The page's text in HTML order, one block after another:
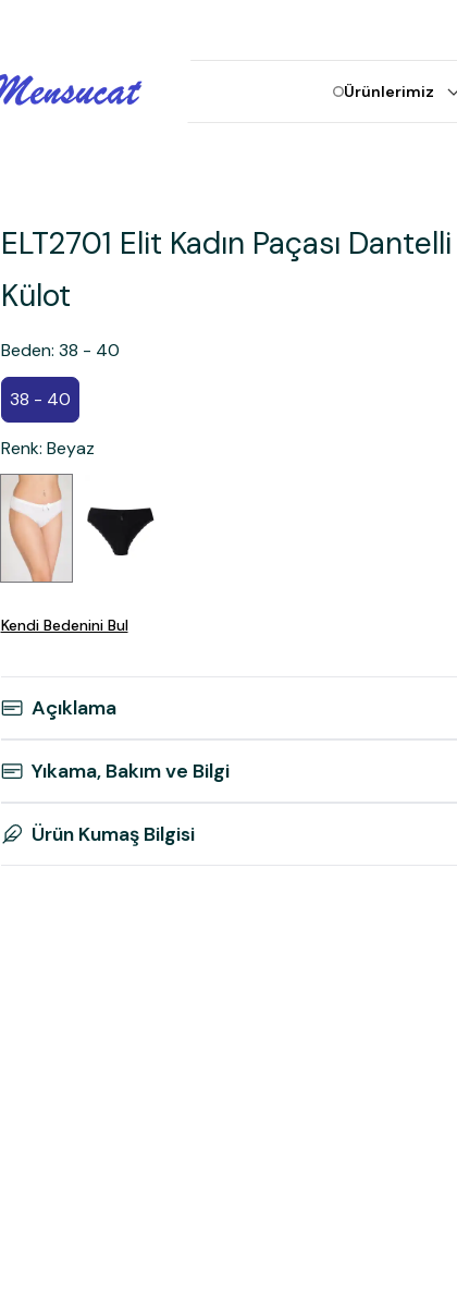
Ürünlerimiz
ELT2701 Elit Kadın Paçası
Külot
Beden: 38 - 40
38 - 40
Renk: Beyaz
Kendi Bedenini Bul
Açıklama
Yıkama, Bakım ve Bilgi
Ürün Kumaş Bilgisi